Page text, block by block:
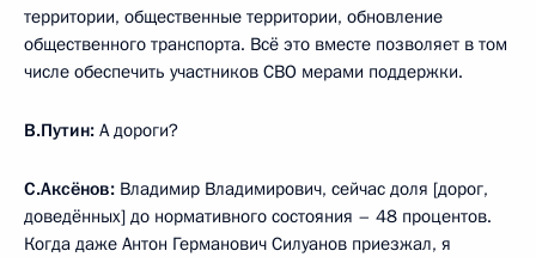
территории, общественные территории, обновление
общественного транспорта. Всё это вместе позволяет в том
числе обеспечить участников СВО мерами поддержки.
В.Путин: А дороги?
С.Аксёнов: Владимир Владимирович, сейчас доля [дорог,
доведённых] до нормативного состояния – 48 процентов.
Когда даже Антон Германович Силуанов приезжал, я